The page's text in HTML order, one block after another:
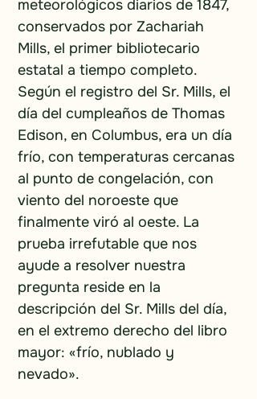
meteorológicos diarios de 1847,
conservados por Zachariah
Mills, el primer bibliotecario
estatal a tiempo completo.
Según el registro del Sr. Mills, el
día del cumpleaños de Thomas
Edison, en Columbus, era un día
frío, con temperaturas cercanas
al punto de congelación, con
viento del noroeste que
finalmente viró al oeste. La
prueba irrefutable que nos
ayude a resolver nuestra
pregunta reside en la
descripción del Sr. Mills del día,
en el extremo derecho del libro
mayor: «frío, nublado y
nevado».